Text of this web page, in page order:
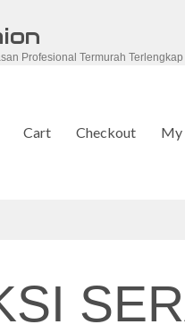
Profesional Termurah
Cart Checkout My